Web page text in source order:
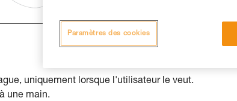
uniquement lorsque l'utilisateur le veut.
une main.
Paramètres des cookies